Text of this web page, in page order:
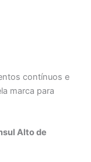
contínuos e
marca para
Alto de